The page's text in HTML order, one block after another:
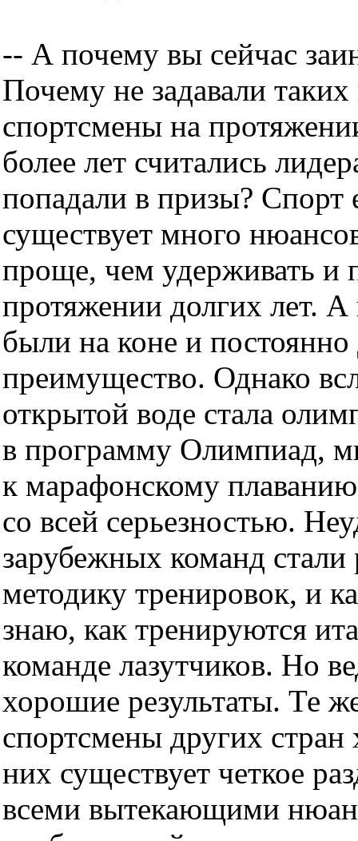
-- А почему вы сейчас
Почему не задавали
спортсмены на
более лет считались
попадали в призы? Спорт
существует много
проще, чем удерживать и
протяжении долгих лет.
были на коне и постоянно
преимущество. Однако
открытой воде стала
в программу Олимпиад,
к марафонскому
со всей серьезностью.
зарубежных команд стали
методику тренировок, и
знаю, как тренируются
команде лазутчиков. Но
хорошие результаты. Те
спортсмены других
них существует четкое
всеми вытекающими